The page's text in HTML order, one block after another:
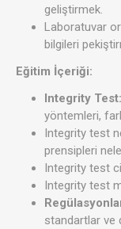
geliştirmek.
Laboratuvar
bilgileri
Eğitim İçeriği:
Integrity Test:
yöntemleri,
Integrity test
prensipleri
Integrity test
Integrity test
standartlar ve